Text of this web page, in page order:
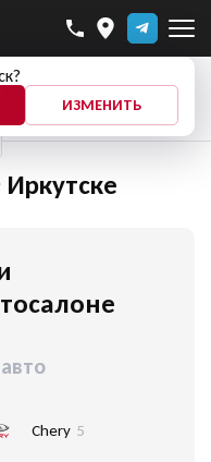
ИЗМЕНИТЬ
ПОКАЗАТЬ АВТО
Chery 5